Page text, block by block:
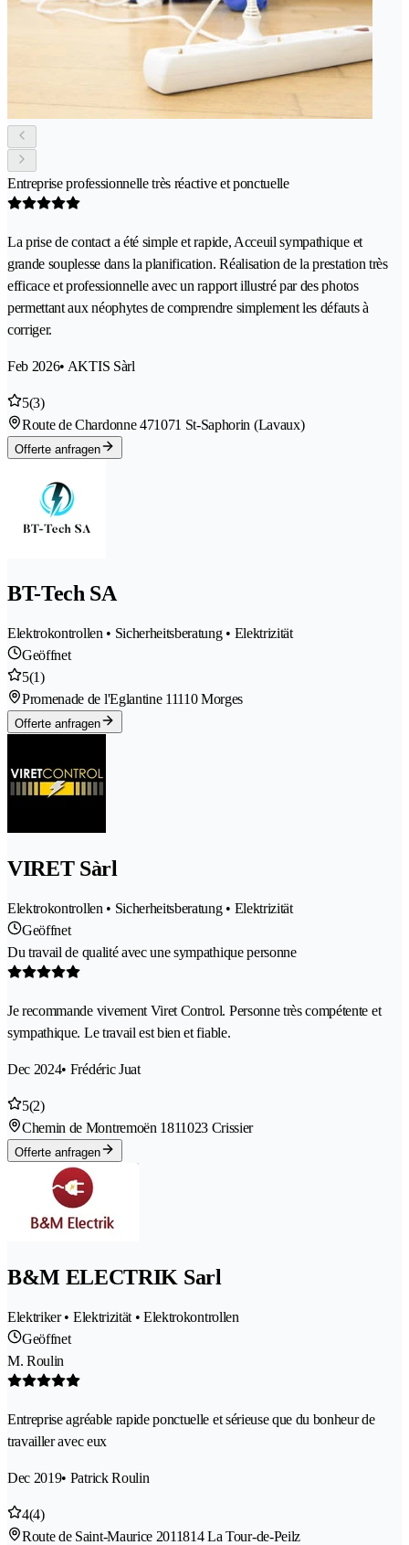
Entreprise professionnelle très réactive et ponctuelle
La prise de contact a été simple et rapide, Acceuil sympathique et
grande souplesse dans la planification. Réalisation de la prestation très
efficace et professionnelle avec un rapport illustré par des photos
permettant aux néophytes de comprendre simplement les défauts à
corriger.
Feb 2026• AKTIS Sàrl
5(3)
Route de Chardonne 471071 St-Saphorin (Lavaux)
Offerte anfragen
BT-Tech SA
Elektrokontrollen • Sicherheitsberatung • Elektrizität
Geöffnet
5(1)
Promenade de l'Eglantine 11110 Morges
Offerte anfragen
VIRET Sàrl
Elektrokontrollen • Sicherheitsberatung • Elektrizität
Geöffnet
Du travail de qualité avec une sympathique personne
Je recommande vivement Viret Control. Personne très compétente et
sympathique. Le travail est bien et fiable.
Dec 2024• Frédéric Juat
5(2)
Chemin de Montremoën 1811023 Crissier
Offerte anfragen
B&M ELECTRIK Sarl
Elektriker • Elektrizität • Elektrokontrollen
Geöffnet
M. Roulin
Entreprise agréable rapide ponctuelle et sérieuse que du bonheur de
travailler avec eux
Dec 2019• Patrick Roulin
4(4)
Route de Saint-Maurice 2011814 La Tour-de-Peilz